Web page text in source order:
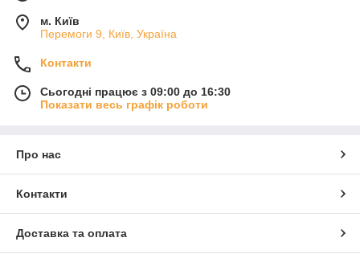
м. Київ
Перемоги 9, Київ, Україна
Контакти
Сьогодні працює з 09:00 до 16:30
Показати весь графік роботи
Про нас
Контакти
Доставка та оплата